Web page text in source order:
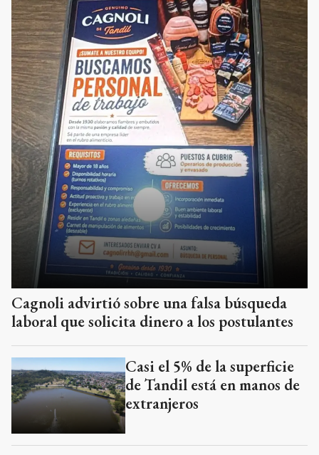
Cagnoli advirtió sobre una falsa búsqueda
laboral que solicita dinero a los postulantes
Casi el 5% de la superficie
de Tandil está en manos de
extranjeros